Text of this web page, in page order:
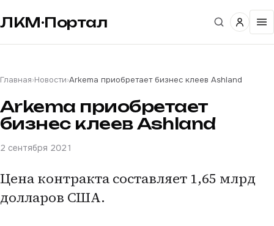
ЛКМ·Портал
Главная›Новости›Arkema приобретает бизнес клеев Ashland
Arkema приобретает
бизнес клеев Ashland
2 сентября 2021
Цена контракта составляет 1,65 млрд
долларов США.